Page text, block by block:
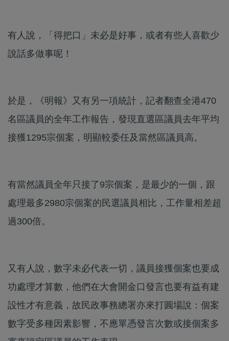
有人說，「得把口」未必是好事，或者有些人喜歡少
說話多做事呢！
於是，《明報》又有另一項統計，記者翻查全港470
名區議員的全年工作報告，發現直選區議員去年平均
接獲1295宗個案，明顯較委任及當然區議員高。
有當然議員全年只接了9宗個案，是最少的一個，跟
處理最多2980宗個案的民選議員相比，工作量相差超
過300倍。
又有人說，數字未必代表一切，議員接獲個案也要成
功處理才算數，他們在大會開金口發言也要有益有建
設性才有意義，故民政事務總署亦來打圓場說：個案
數字受多種因素影響，不應單憑發言次數或接個案多